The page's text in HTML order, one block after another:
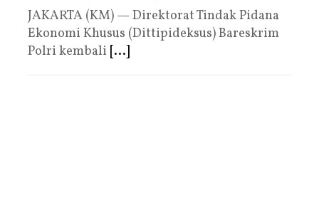
JAKARTA (KM) — Direktorat Tindak Pidana
Ekonomi Khusus (Dittipideksus) Bareskrim
Polri kembali [...]